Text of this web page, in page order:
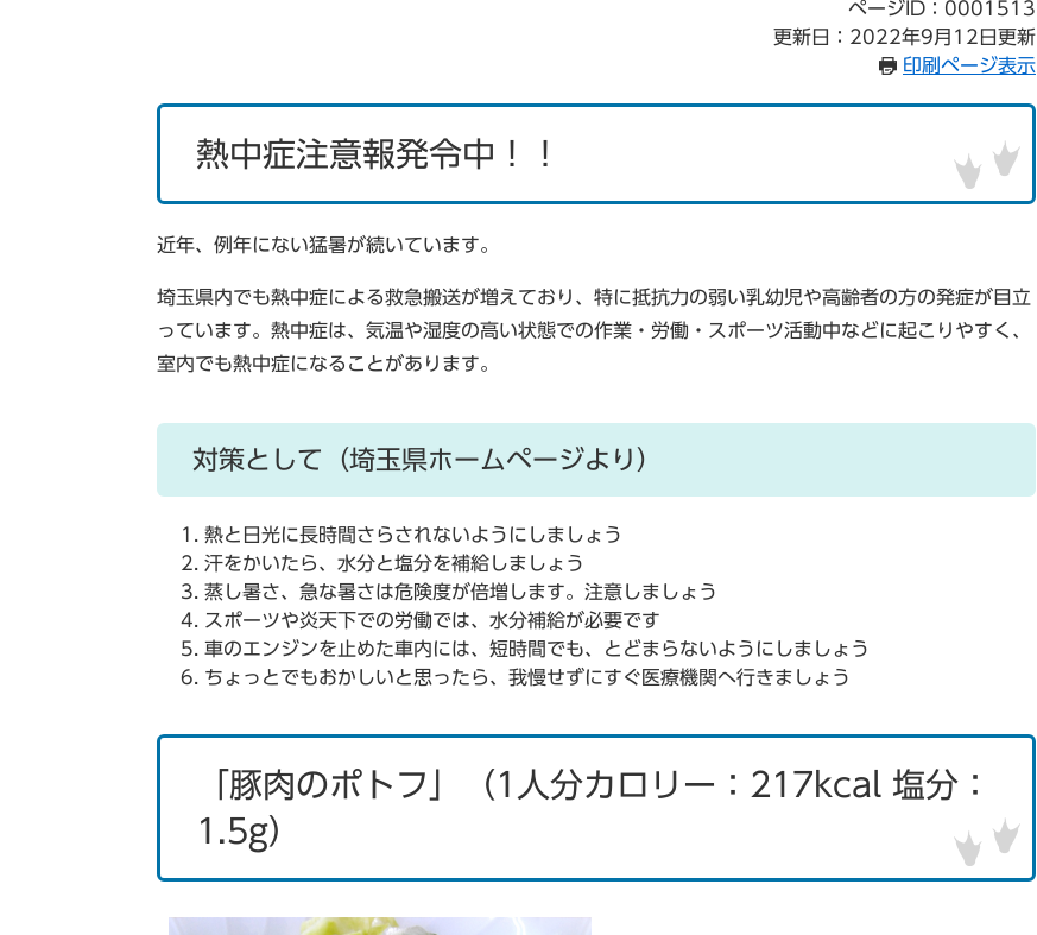
ページID：0001513
更新日：2022年9月12日更新
印刷ページ表示
熱中症注意報発令中！！
近年、例年にない猛暑が続いています。
埼玉県内でも熱中症による救急搬送が増えており、特に抵抗力の弱い乳幼児や高齢者の方の発症が目立
っています。熱中症は、気温や湿度の高い状態での作業・労働・スポーツ活動中などに起こりやすく、
室内でも熱中症になることがあります。
対策として（埼玉県ホームページより）
熱と日光に長時間さらされないようにしましょう
汗をかいたら、水分と塩分を補給しましょう
蒸し暑さ、急な暑さは危険度が倍増します。注意しましょう
スポーツや炎天下での労働では、水分補給が必要です
車のエンジンを止めた車内には、短時間でも、とどまらないようにしましょう
ちょっとでもおかしいと思ったら、我慢せずにすぐ医療機関へ行きましょう
「豚肉のポトフ」（1人分カロリー：217kcal 塩分：
1.5g）